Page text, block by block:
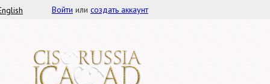
Войти или создать аккаунт